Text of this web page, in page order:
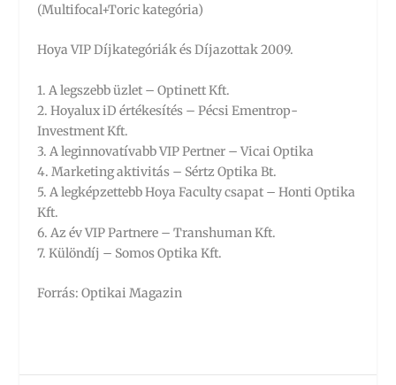
(Multifocal+Toric kategória)
Hoya VIP Díjkategóriák és Díjazottak 2009.
1. A legszebb üzlet – Optinett Kft.
2. Hoyalux iD értékesítés – Pécsi Ementrop-
Investment Kft.
3. A leginnovatívabb VIP Pertner – Vicai Optika
4. Marketing aktivitás – Sértz Optika Bt.
5. A legképzettebb Hoya Faculty csapat – Honti Optika
Kft.
6. Az év VIP Partnere – Transhuman Kft.
7. Különdíj – Somos Optika Kft.
Forrás: Optikai Magazin